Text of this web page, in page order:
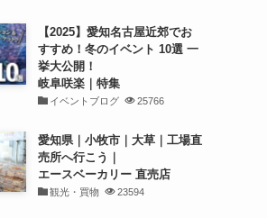
【2025】愛知名古屋近郊でお
すすめ！冬のイベント 10選 一
挙大公開！
岐阜咲楽｜特集
イベントブログ 25766
愛知県｜小牧市｜大草｜工場直
売所へ行こう｜
エースベーカリー 直売店
観光・買物 23594